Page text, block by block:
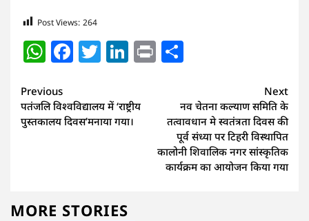
Post Views: 264
WhatsApp
Facebook
Twitter
LinkedIn
Print
Continue
Reading
Previous
पतंजलि विश्वविद्यालय में ‘राष्ट्रीय
पुस्तकालय दिवस’मनाया गया।
Next
नव चेतना कल्याण समिति के
तत्वावधान मे स्वतंत्रता दिवस की
पूर्व संध्या पर टिहरी विस्थापित
कालोनी शिवालिक नगर सांस्कृतिक
कार्यक्रम का आयोजन किया गया
MORE STORIES